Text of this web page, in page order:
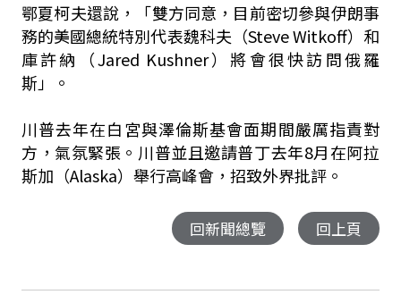
鄂夏柯夫還說，「雙方同意，目前密切參與伊朗事
務的美國總統特別代表魏科夫（Steve Witkoff）和
庫許納（Jared Kushner）將會很快訪問俄羅
斯」。
川普去年在白宮與澤倫斯基會面期間嚴厲指責對
方，氣氛緊張。川普並且邀請普丁去年8月在阿拉
斯加（Alaska）舉行高峰會，招致外界批評。
回新聞總覽 回上頁